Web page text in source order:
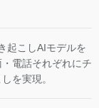
起こしAIモデルを
電話それぞれにチ
を実現。